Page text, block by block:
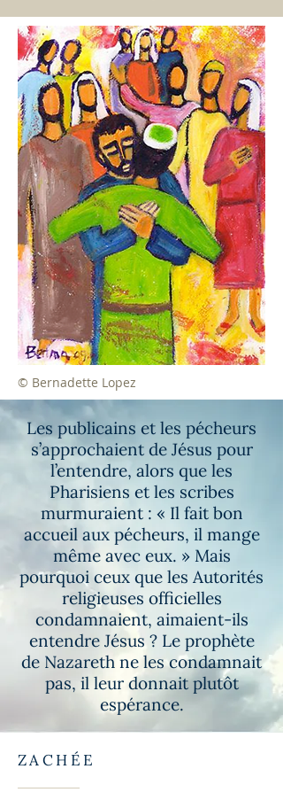
© Bernadette Lopez
Les publicains et les pécheurs
s’approchaient de Jésus pour
l’entendre, alors que les
Pharisiens et les scribes
murmuraient : « Il fait bon
accueil aux pécheurs, il mange
même avec eux. » Mais
pourquoi ceux que les Autorités
religieuses officielles
condamnaient, aimaient-ils
entendre Jésus ? Le prophète
de Nazareth ne les condamnait
pas, il leur donnait plutôt
espérance.
ZACHÉE